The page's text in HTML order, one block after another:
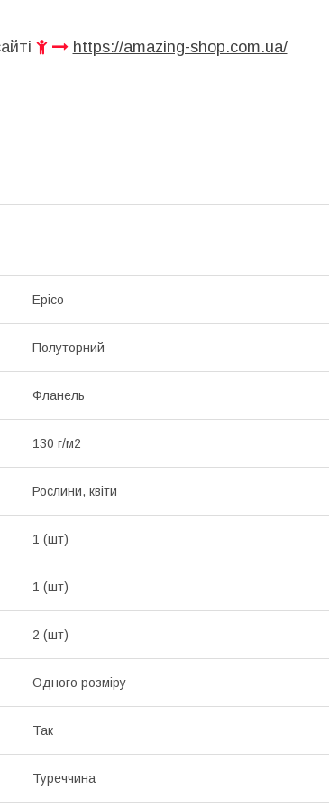
https://amazing-shop.com.ua/
Epico
Полуторний
Фланель
130 г/м2
Рослини, квіти
1 (шт)
1 (шт)
2 (шт)
Одного розміру
Так
Туреччина